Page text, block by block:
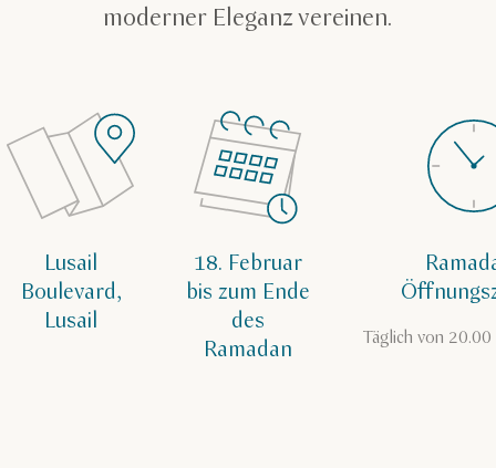
moderner Eleganz vereinen.
Lusail
Boulevard,
Lusail
18. Februar
bis zum Ende
des
Ramadan
Täglich von